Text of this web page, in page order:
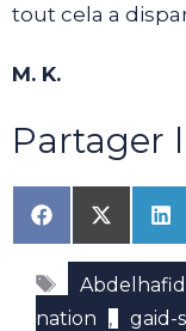
tout cela a
M. K.
Partager
Share
on
Facebook
Share
on
X
(Twitter)
on
Étiquettes
nation
, gaid-